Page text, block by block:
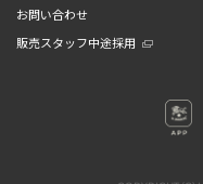
お問い合わせ
販売スタッフ中途採用